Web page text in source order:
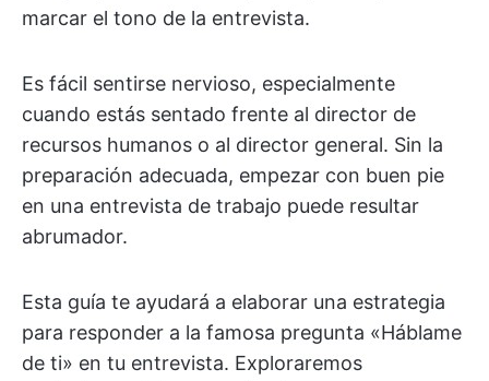
marcar el tono de la entrevista.
Es fácil sentirse nervioso, especialmente
cuando estás sentado frente al director de
recursos humanos o al director general. Sin la
preparación adecuada, empezar con buen pie
en una entrevista de trabajo puede resultar
abrumador.
Esta guía te ayudará a elaborar una estrategia
para responder a la famosa pregunta «Háblame
de ti» en tu entrevista. Exploraremos